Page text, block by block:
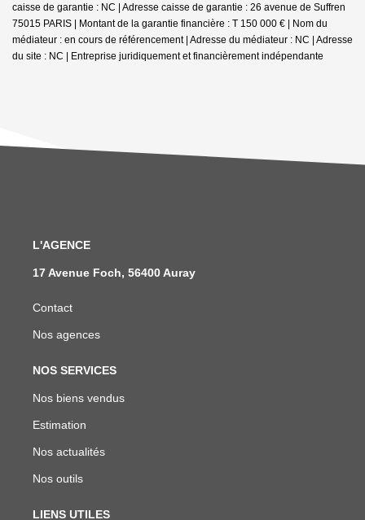
caisse de garantie : NC | Adresse caisse de garantie : 26 avenue de Suffren
75015 PARIS | Montant de la garantie financière : T 150 000 € | Nom du
médiateur : en cours de référencement | Adresse du médiateur : NC | Adresse
du site : NC | Entreprise juridiquement et financièrement indépendante
L'AGENCE
17 Avenue Foch, 56400 Auray
Contact
Nos agences
NOS SERVICES
Nos biens vendus
Estimation
Nos actualités
Nos outils
LIENS UTILES